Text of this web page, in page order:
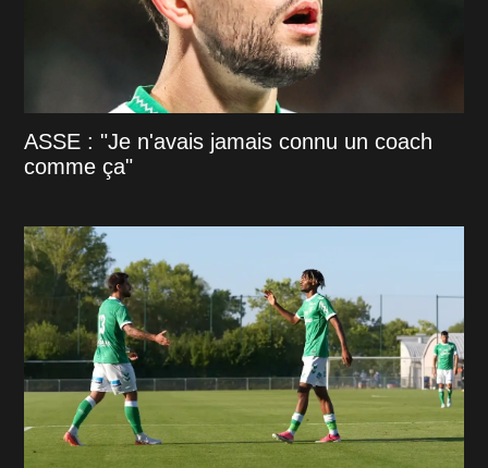
ASSE : "Je n'avais jamais connu un coach
comme ça"